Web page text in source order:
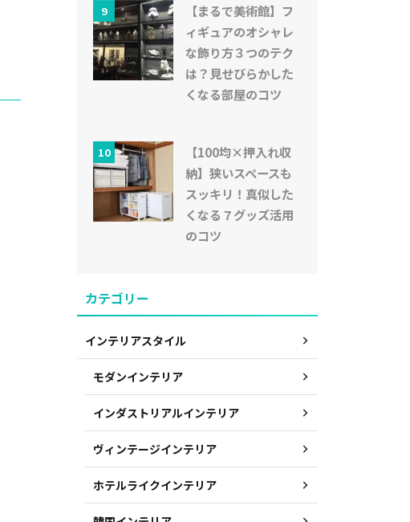
9
【まるで美術館】フ
ィギュアのオシャレ
な飾り方３つのテク
は？見せびらかした
くなる部屋のコツ
10
【100均×押入れ収
納】狭いスペースも
スッキリ！真似した
くなる７グッズ活用
のコツ
カテゴリー
インテリアスタイル
モダンインテリア
インダストリアルインテリア
ヴィンテージインテリア
ホテルライクインテリア